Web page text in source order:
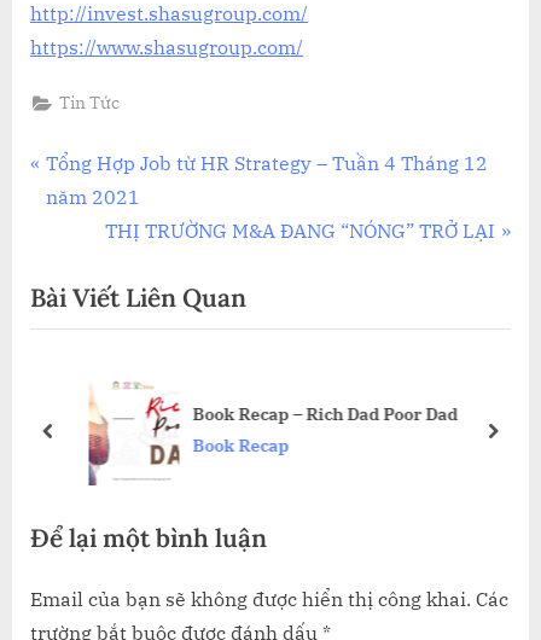
http://invest.shasugroup.com/
https://www.shasugroup.com/
Tin Tức
Điều
hướng
viết
P
r
i
o
P
t
Tổng Hợp Job từ HR Strategy – Tuần 4 Tháng 12
năm 2021
N
x
t
s
t
THỊ TRƯỜNG M&A ĐANG “NÓNG” TRỞ LẠI
Bài Viết Liên Quan
Book Recap – Rich Dad Poor Dad
Book Recap
prev next
Để lại một bình luận
Email của bạn sẽ không được hiển thị công khai. Các
trường bắt buộc được đánh dấu *